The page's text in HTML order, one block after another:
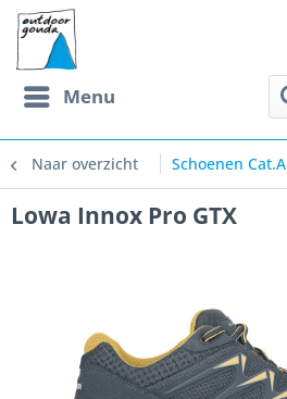
Menu
Naar overzicht Schoenen Cat.A
Lowa Innox Pro GTX